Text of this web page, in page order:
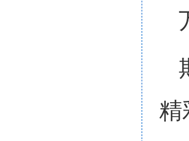
精